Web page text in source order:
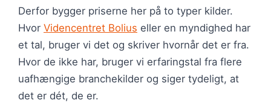
Derfor bygger priserne her på to typer kilder.
Hvor Videncentret Bolius eller en myndighed har
et tal, bruger vi det og skriver hvornår det er fra.
Hvor de ikke har, bruger vi erfaringstal fra flere
uafhængige branchekilder og siger tydeligt, at
det er dét, de er.